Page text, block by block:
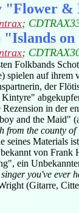
"Flower &
;
on
;
Folkbands
auf
der
in der
and the
from the county of
Materials
von Frank
ein
you've ever
(Gitarre,